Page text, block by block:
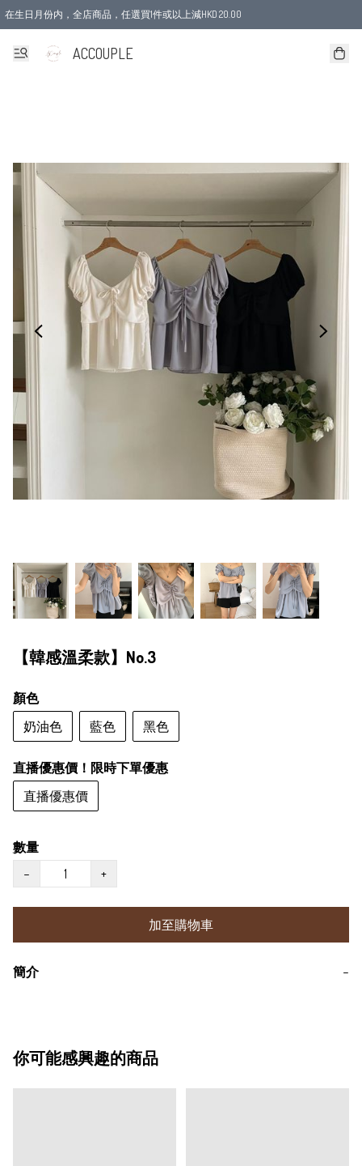
在生日月份内，全店商品，任選買1件或以上減HKD 20.00
ACCOUPLE
【韓感溫柔款】No.3
顏色
奶油色
藍色 黑色
直播優惠價！限時下單優惠
直播優惠價
數量
−
+
加至購物車
簡介 −
你可能感興趣的商品